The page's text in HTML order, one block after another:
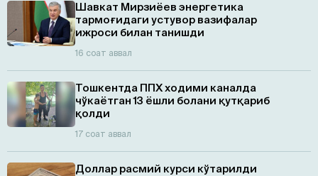
Шавкат Мирзиёев энергетика
тармоғидаги устувор вазифалар
ижроси билан танишди
16 соат аввал
Тошкентда ППХ ходими каналда
чўкаётган 13 ёшли болани қутқариб
қолди
17 соат аввал
Доллар расмий курси кўтарилди